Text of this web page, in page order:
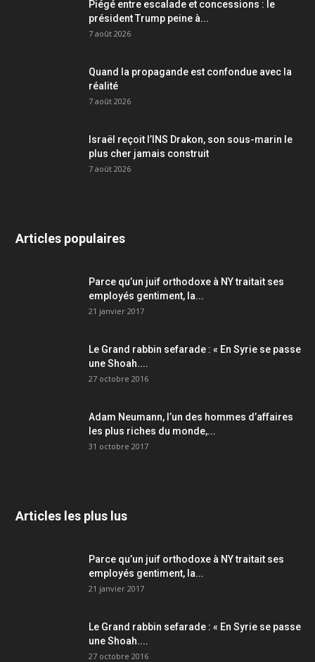
Piégé entre escalade et concessions : le
président Trump peine à...
7 août 2026
Quand la propagande est confondue avec la
réalité
7 août 2026
Israël reçoit l’INS Drakon, son sous-marin le
plus cher jamais construit
7 août 2026
Articles populaires
Parce qu’un juif orthodoxe à NY traitait ses
employés gentiment, la...
21 janvier 2017
Le Grand rabbin sefarade : « En Syrie se passe
une Shoah....
27 octobre 2016
Adam Neumann, l’un des hommes d’affaires
les plus riches du monde,...
31 octobre 2017
Articles les plus lus
Parce qu’un juif orthodoxe à NY traitait ses
employés gentiment, la...
21 janvier 2017
Le Grand rabbin sefarade : « En Syrie se passe
une Shoah....
27 octobre 2016